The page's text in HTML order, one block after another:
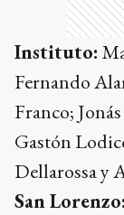
Instituto:
Fernando
Franco;
Gastón
Dellarossa y
San Lorenzo: